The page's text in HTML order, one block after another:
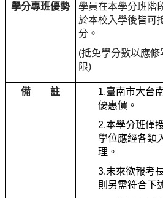
學分專班優勢
學員在本學分班階
於本校入學後皆可
分。
(抵免學分數以應
限)
備 註 1.臺南市大台
優惠價。
2.本學分班僅
學位應經各類
理。
3.未來欲報考
則另需符合下